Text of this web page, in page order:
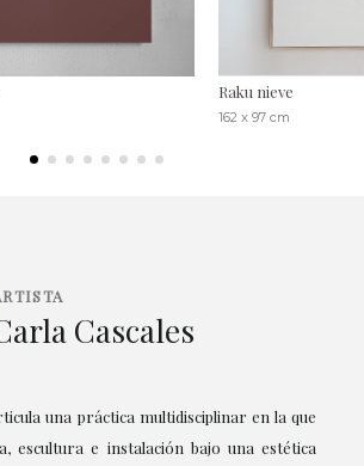
Raku nieve
162 x 97 cm
Cascales
una práctica multidisciplinar en la que
escultura e instalación bajo una estética